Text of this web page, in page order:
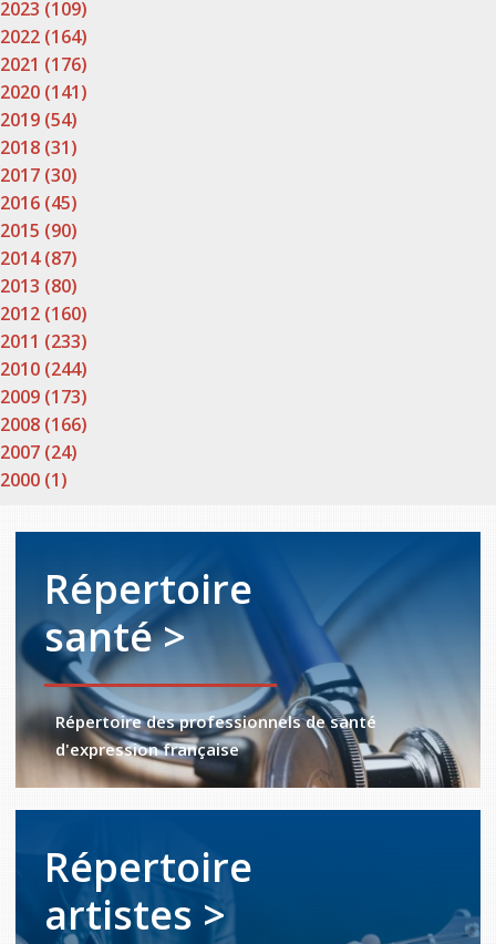
2023 (109)
2022 (164)
2021 (176)
2020 (141)
2019 (54)
2018 (31)
2017 (30)
2016 (45)
2015 (90)
2014 (87)
2013 (80)
2012 (160)
2011 (233)
2010 (244)
2009 (173)
2008 (166)
2007 (24)
2000 (1)
Répertoire
santé >
Répertoire des professionnels de santé
d'expression française
Répertoire
artistes >